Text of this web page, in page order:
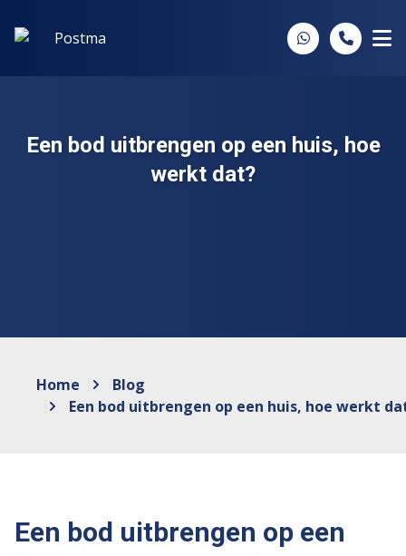
Een bod uitbrengen op een huis, hoe
werkt dat?
Home
Blog
Een bod uitbrengen op een huis, hoe werkt
Een bod uitbrengen op een